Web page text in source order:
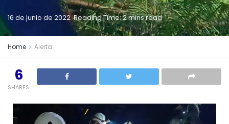
16 de junio de 2022 Reading Time: 2 mins read
Home Alerta
6
SHARES